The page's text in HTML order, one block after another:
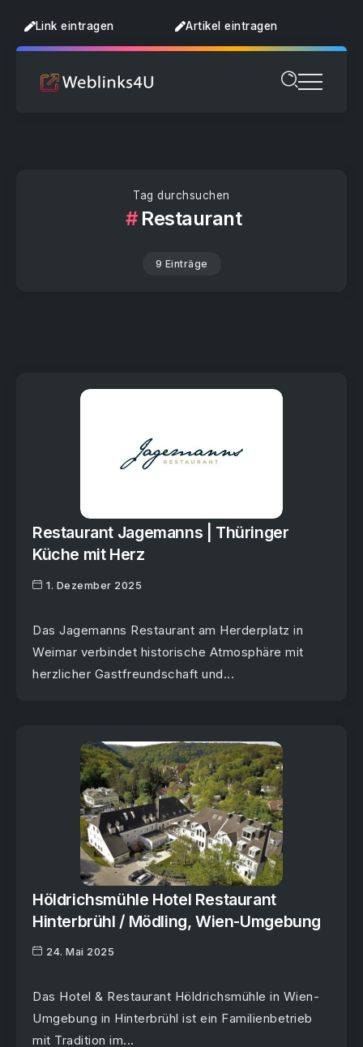
Link eintragen Artikel eintragen
Tag durchsuchen
Restaurant
9 Einträge
Restaurant Jagemanns | Thüringer
Küche mit Herz
1. Dezember 2025
Das Jagemanns Restaurant am Herderplatz in
Weimar verbindet historische Atmosphäre mit
herzlicher Gastfreundschaft und...
Höldrichsmühle Hotel Restaurant
Hinterbrühl / Mödling, Wien-Umgebung
24. Mai 2025
Das Hotel & Restaurant Höldrichsmühle in Wien-
Umgebung in Hinterbrühl ist ein Familienbetrieb
mit Tradition im...